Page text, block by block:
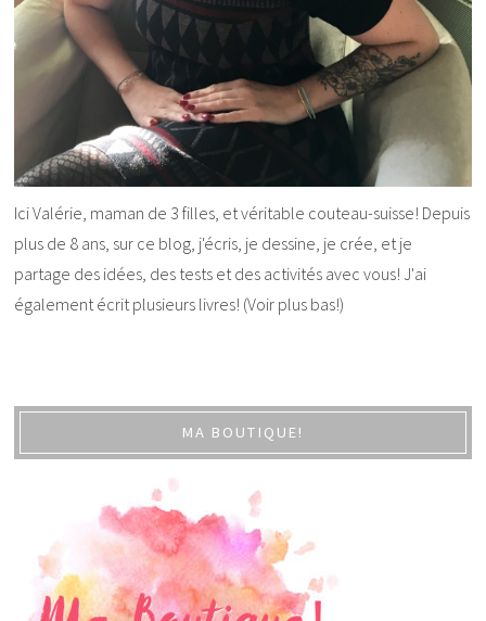
Ici Valérie, maman de 3 filles, et véritable couteau-suisse! Depuis
plus de 8 ans, sur ce blog, j'écris, je dessine, je crée, et je
partage des idées, des tests et des activités avec vous! J'ai
également écrit plusieurs livres! (Voir plus bas!)
MA BOUTIQUE!